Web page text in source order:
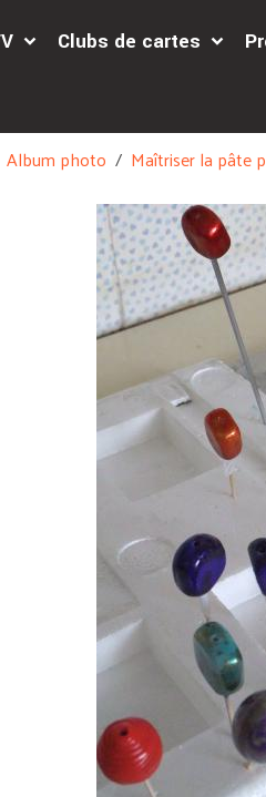
Clubs de cartes
Album photo Maîtriser la pâte